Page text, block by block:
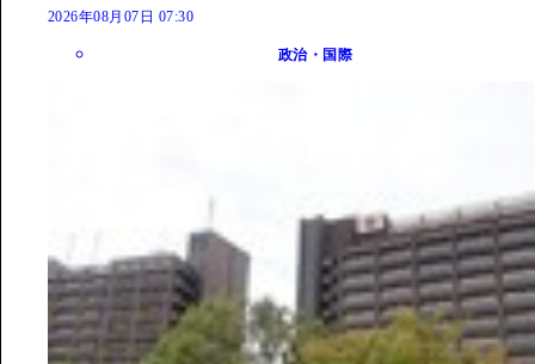
2026年08月07日 07:30
政治・国際